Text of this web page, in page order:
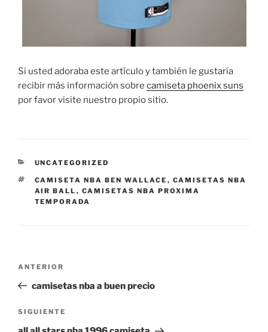
Si usted adoraba este artículo y también le gustaría
recibir más información sobre camiseta phoenix suns
por favor visite nuestro propio sitio.
CATEGORÍAS
UNCATEGORIZED
ETIQUETAS
CAMISETA NBA BEN WALLACE , CAMISETAS NBA
AIR BALL , CAMISETAS NBA PROXIMA
TEMPORADA
entradas
Entrada
anterior:
ANTERIOR
camisetas nba a buen precio
Siguiente
entrada
SIGUIENTE